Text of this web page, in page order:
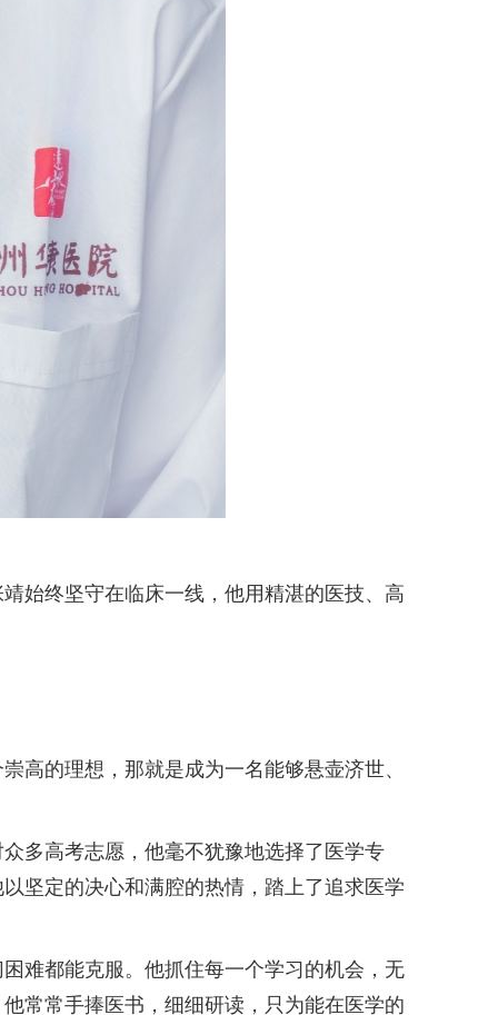
终坚守在临床一线，他用精湛的医技、高
的理想，那就是成为一名能够悬壶济世、
多高考志愿，他毫不犹豫地选择了医学专
坚定的决心和满腔的热情，踏上了追求医学
都能克服。他抓住每一个学习的机会，无
常常手捧医书，细细研读，只为能在医学的